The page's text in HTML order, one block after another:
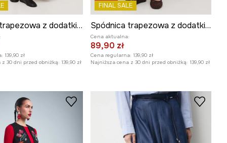
Spódnica trapezowa z dodatkiem lnu z paskiem
139,90 zł
z 30 dni przed obniżką: 139,90 zł
FINAL SALE
Spódnica trapezowa z dodatkiem lnu z paskiem
Cena aktualna:
89,90 zł
Cena regularna: 139,90 zł
Najniższa cena z 30 dni przed obniżką: 139,90 zł